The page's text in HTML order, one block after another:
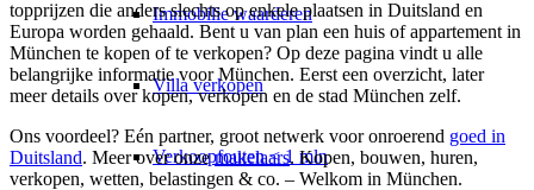
Immobilie waarderen
Villa verkopen
Verkoopfouten < 1 mln
topprijzen die anders slechts op enkele plaatsen in Duitsland en
Europa worden gehaald. Bent u van plan een huis of appartement in
München te kopen of te verkopen? Op deze pagina vindt u alle
belangrijke informatie voor München. Eerst een overzicht, later
meer details over kopen, verkopen en de stad München zelf.
Ons voordeel? Eén partner, groot netwerk voor onroerend goed in
Duitsland. Meer over onzemakelaars. Kopen, bouwen, huren,
verkopen, wetten, belastingen & co. – Welkom in München.